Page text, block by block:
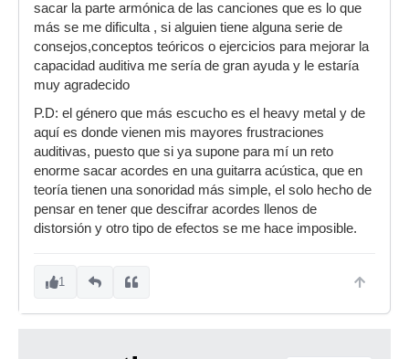
sacar la parte armónica de las canciones que es lo que
más se me dificulta , si alguien tiene alguna serie de
consejos,conceptos teóricos o ejercicios para mejorar la
capacidad auditiva me sería de gran ayuda y le estaría
muy agradecido
P.D: el género que más escucho es el heavy metal y de
aquí es donde vienen mis mayores frustraciones
auditivas, puesto que si ya supone para mí un reto
enorme sacar acordes en una guitarra acústica, que en
teoría tienen una sonoridad más simple, el solo hecho de
pensar en tener que descifrar acordes llenos de
distorsión y otro tipo de efectos se me hace imposible.
1